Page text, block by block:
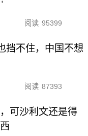
阅读 95399
挡不住，中国不想
阅读 87393
可沙利文还是得